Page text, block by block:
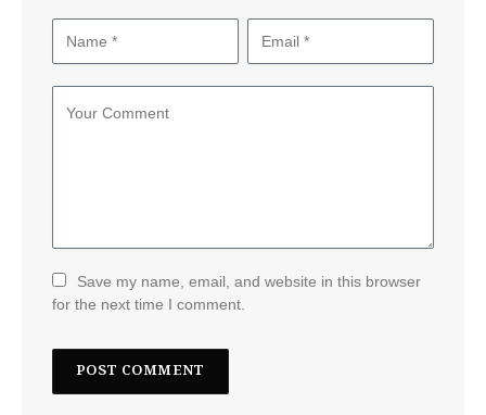
Save my name, email, and website in this browser
for the next time I comment.